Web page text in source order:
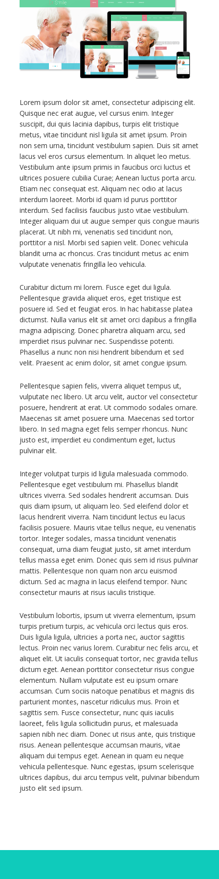
Contacts
Lorem ipsum dolor sit amet, consectetur adipiscing elit.
Quisque nec erat augue, vel cursus enim. Integer
suscipit, dui quis lacinia dapibus, turpis elit tristique
metus, vitae tincidunt nisl ligula sit amet ipsum. Proin
non sem urna, tincidunt vestibulum sapien. Duis sit amet
lacus vel eros cursus elementum. In aliquet leo metus.
Vestibulum ante ipsum primis in faucibus orci luctus et
ultrices posuere cubilia Curae; Aenean luctus porta arcu.
Etiam nec consequat est. Aliquam nec odio at lacus
interdum laoreet. Morbi id quam id purus porttitor
interdum. Sed facilisis faucibus justo vitae vestibulum.
Integer aliquam dui ut augue semper quis congue mauris
placerat. Ut nibh mi, venenatis sed tincidunt non,
porttitor a nisl. Morbi sed sapien velit. Donec vehicula
blandit urna ac rhoncus. Cras tincidunt metus ac enim
vulputate venenatis fringilla leo vehicula.
Curabitur dictum mi lorem. Fusce eget dui ligula.
Pellentesque gravida aliquet eros, eget tristique est
posuere id. Sed et feugiat eros. In hac habitasse platea
dictumst. Nulla varius elit sit amet orci dapibus a fringilla
magna adipiscing. Donec pharetra aliquam arcu, sed
imperdiet risus pulvinar nec. Suspendisse potenti.
Phasellus a nunc non nisi hendrerit bibendum et sed
velit. Praesent ac enim dolor, sit amet congue ipsum.
Pellentesque sapien felis, viverra aliquet tempus ut,
vulputate nec libero. Ut arcu velit, auctor vel consectetur
posuere, hendrerit at erat. Ut commodo sodales ornare.
Maecenas sit amet posuere urna. Maecenas sed tortor
libero. In sed magna eget felis semper rhoncus. Nunc
justo est, imperdiet eu condimentum eget, luctus
pulvinar elit.
Integer volutpat turpis id ligula malesuada commodo.
Pellentesque eget vestibulum mi. Phasellus blandit
ultrices viverra. Sed sodales hendrerit accumsan. Duis
quis diam ipsum, ut aliquam leo. Sed eleifend dolor et
lacus hendrerit viverra. Nam tincidunt lectus eu lacus
facilisis posuere. Mauris vitae tellus neque, eu venenatis
tortor. Integer sodales, massa tincidunt venenatis
consequat, urna diam feugiat justo, sit amet interdum
tellus massa eget enim. Donec quis sem id risus pulvinar
mattis. Pellentesque non quam non arcu euismod
dictum. Sed ac magna in lacus eleifend tempor. Nunc
consectetur mauris at risus iaculis tristique.
Vestibulum lobortis, ipsum ut viverra elementum, ipsum
turpis pretium turpis, ac vehicula orci lectus quis eros.
Duis ligula ligula, ultricies a porta nec, auctor sagittis
lectus. Proin nec varius lorem. Curabitur nec felis arcu, et
aliquet elit. Ut iaculis consequat tortor, nec gravida tellus
dictum eget. Aenean porttitor consectetur risus congue
elementum. Nullam vulputate est eu ipsum ornare
accumsan. Cum sociis natoque penatibus et magnis dis
parturient montes, nascetur ridiculus mus. Proin et
sagittis sem. Fusce consectetur, nunc quis iaculis
laoreet, felis ligula sollicitudin purus, et malesuada
sapien nibh nec diam. Donec ut risus ante, quis tristique
risus. Aenean pellentesque accumsan mauris, vitae
aliquam dui tempus eget. Aenean in quam eu neque
vehicula pellentesque. Nunc egestas, ipsum scelerisque
ultrices dapibus, dui arcu tempus velit, pulvinar bibendum
justo elit sed ipsum.